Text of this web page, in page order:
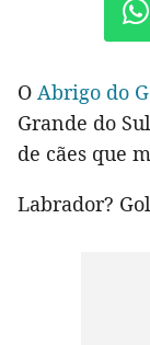
O Abrigo do
Grande do
de cães que
Labrador?